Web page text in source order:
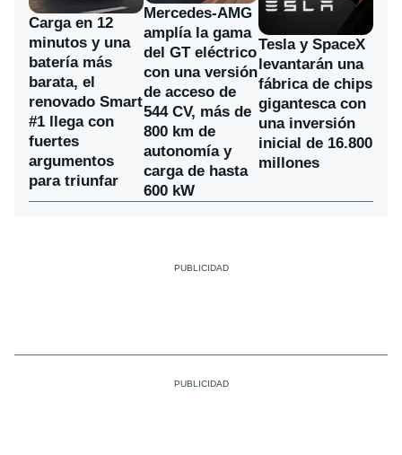
Carga en 12
minutos y una
batería más
barata, el
renovado Smart
#1 llega con
fuertes
argumentos
para triunfar
Mercedes-AMG
amplía la gama
del GT eléctrico
con una versión
de acceso de
544 CV, más de
800 km de
autonomía y
carga de hasta
600 kW
Tesla y SpaceX
levantarán una
fábrica de chips
gigantesca con
una inversión
inicial de 16.800
millones